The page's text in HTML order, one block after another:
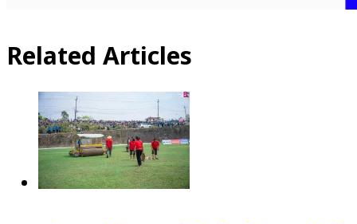
Related Articles